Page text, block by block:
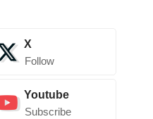
X
Follow
Youtube
Subscribe